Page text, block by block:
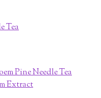
Tea
Pine Needle Tea
Extract